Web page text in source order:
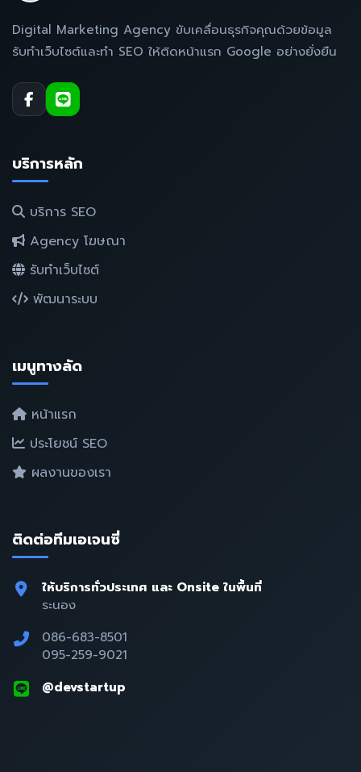
Digital Marketing Agency ขับเคลื่อนธุรกิจคุณด้วยข้อมูล
รับทำเว็บไซต์และทำ SEO ให้ติดหน้าแรก Google อย่างยั่งยืน
บริการหลัก
บริการ SEO
Agency โฆษณา
รับทำเว็บไซต์
พัฒนาระบบ
เมนูทางลัด
หน้าแรก
ประโยชน์ SEO
ผลงานของเรา
ติดต่อทีมเอเจนซี่
ให้บริการทั่วประเทศ และ Onsite ในพื้นที่
ระนอง
086-683-8501
095-259-9021
@devstartup